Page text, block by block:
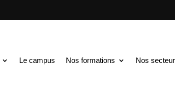
Le campus Nos formations Nos
F